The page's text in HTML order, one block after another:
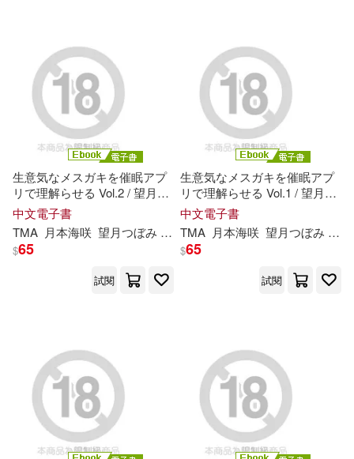
AI-PROJECT(44) 劉清松(44)
張國見（主編）(44)
ホットエンターテイメント(42)
TMA(41) 劉明鑫(41)
李政達(41)
上海市地方志編纂委員會(39)
紀連海(37)
聯經出版公司(232)
人民文學出版社(227)
文匯出版社(227)
上海書店出版社(224)
化學工業出版社(220)
中國海關出版社(217)
其他 (可複選)
現在可購買商品(18545)
價格
生意気なメスガキを催眠アプ
リで理解らせる Vol.2 / 望月つ
ぼみ 月本海
書)
中文電子書
TMA 月本海咲 望月つぼみ 紬 希ゆら
$65
試閱
生意気なメスガキを催眠アプ
リで理解らせる Vol.1 / 望月つ
ぼみ 月本海
書)
中文電子書
TMA 月本海咲 望月つぼみ 紬
$65
試閱